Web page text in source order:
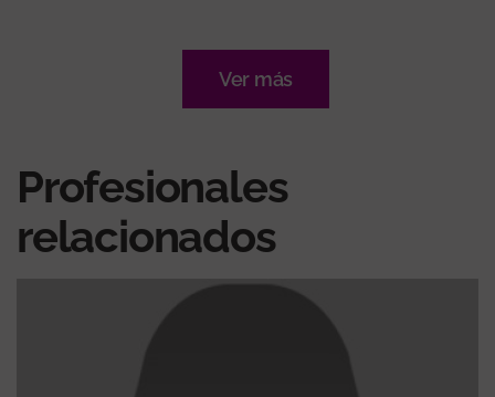
Ver más
Profesionales
relacionados